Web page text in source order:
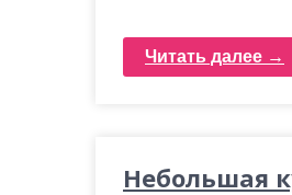
Читать далее →
Небольшая